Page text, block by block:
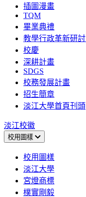
插圖漫畫
TQM
畢業典禮
教學行政革新研
校慶
深耕計畫
SDGS
校務發展計畫
招生簡章
淡江大學首頁刊頭
淡江校徽
校用圖樣
校用圖樣
淡江大學
宮燈商標
樸實剛毅